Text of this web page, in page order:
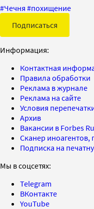
#Чечня #похищение
Подписаться
Информация:
Контактная
Правила обработки
Реклама в журнале
Реклама на сайте
Условия
Архив
Вакансии в Forbes
Сканер иноагентов,
Подписка на
Мы в соцсетях:
Telegram
ВКонтакте
YouTube